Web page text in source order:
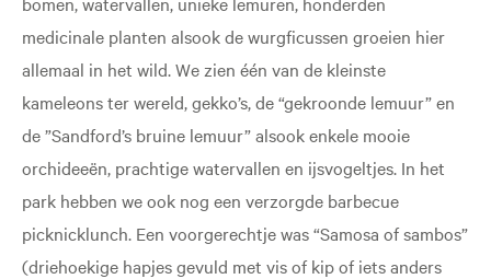
medicinale planten alsook de wurgficussen groeien hier
allemaal in het wild. We zien één van de kleinste
kameleons ter wereld, gekko’s, de “gekroonde lemuur” en
de ”Sandford’s bruine lemuur” alsook enkele mooie
orchideeën, prachtige watervallen en ijsvogeltjes. In het
park hebben we ook nog een verzorgde barbecue
picknicklunch. Een voorgerechtje was “Samosa of sambos”
(driehoekige hapjes gevuld met vis of kip of iets anders